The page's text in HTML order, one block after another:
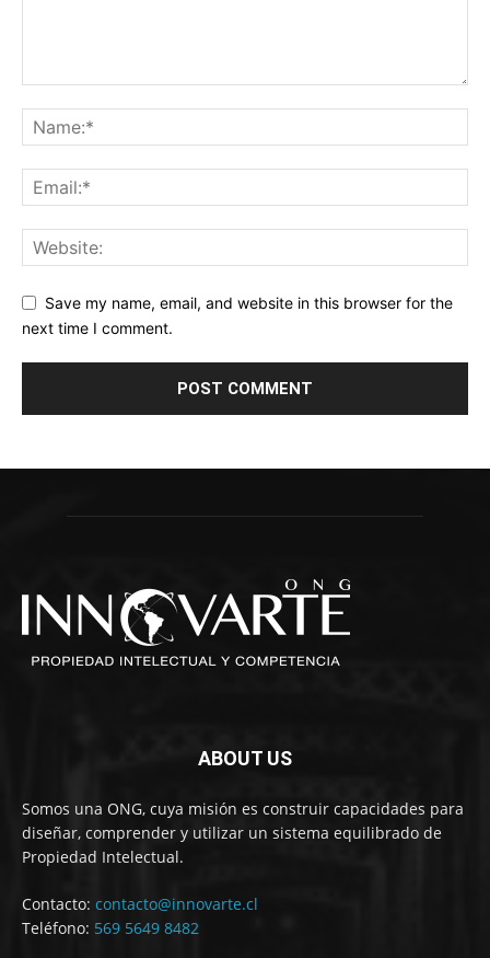
Save my name, email, and website in this browser for the
next time I comment.
ABOUT US
Somos una ONG, cuya misión es construir capacidades para
diseñar, comprender y utilizar un sistema equilibrado de
Propiedad Intelectual.
Contacto: contacto@innovarte.cl
Teléfono: 569 5649 8482